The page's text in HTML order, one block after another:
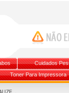
Cuidados
Toner Para Impressora